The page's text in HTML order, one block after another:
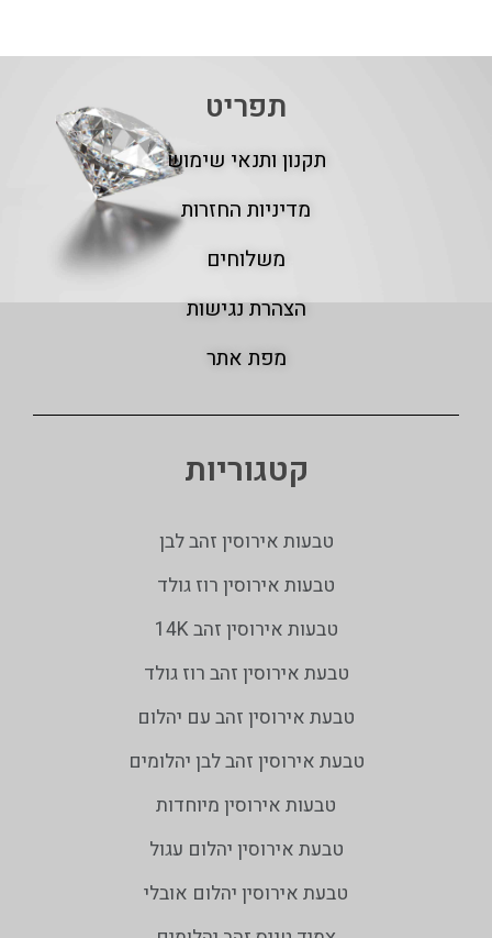
תפריט
תקנון ותנאי שימוש
מדיניות החזרות
משלוחים
הצהרת נגישות
מפת אתר
קטגוריות
טבעות אירוסין זהב לבן
טבעות אירוסין רוז גולד
טבעות אירוסין זהב 14K
טבעת אירוסין זהב רוז גולד
טבעת אירוסין זהב עם יהלום
טבעת אירוסין זהב לבן יהלומים
טבעות אירוסין מיוחדות
טבעת אירוסין יהלום עגול
טבעת אירוסין יהלום אובלי